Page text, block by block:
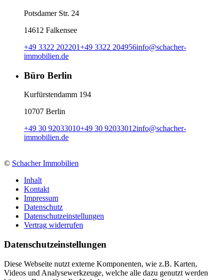
Potsdamer Str. 24
14612 Falkensee
+49 3322 202201+49 3322 204956info@schacher-
immobilien.de
Büro Berlin
Kurfürstendamm 194
10707 Berlin
+49 30 92033010+49 30 92033012info@schacher-
immobilien.de
© Schacher Immobilien
Inhalt
Kontakt
Impressum
Datenschutz
Datenschutzeinstellungen
Vertrag widerrufen
Daten­schutz­ein­stellungen
Diese Webseite nutzt externe Komponenten, wie z.B. Karten,
Videos und Analysewerkzeuge, welche alle dazu genutzt werden